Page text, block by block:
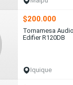
$200.000
Tornamesa
Edifier R120DB
Iquique